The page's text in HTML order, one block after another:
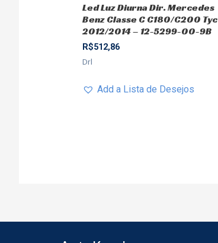
Led Luz Diurna Dir. Mercedes
Benz Classe C C180/C200 Tyc
2012/2014 – 12-5299-00-9B
R$512,86
Drl
Add a Lista de Desejos